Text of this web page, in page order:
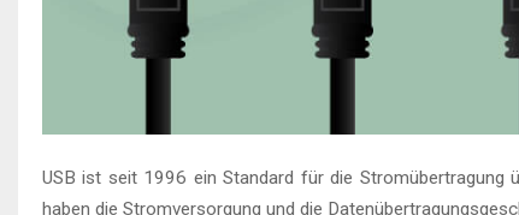
USB ist seit 1996 ein Standard für die Stromübertragung
haben die Stromversorgung und die